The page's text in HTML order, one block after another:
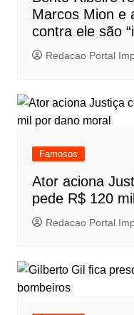
Marcos Mion e
contra ele são
Redacao Portal
Famosos
Ator aciona
pede R$ 120
Redacao Portal